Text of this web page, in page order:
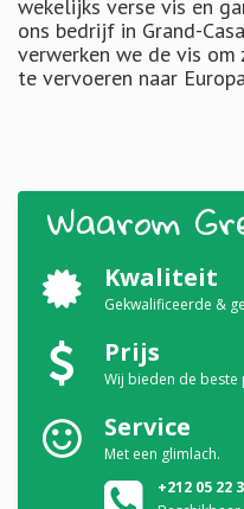
wekelijks verse vis en
ons bedrijf in Grand-
verwerken we de vis
te vervoeren naar
Waarom
Kwaliteit
Gekwalificeerde &
Prijs
Wij bieden de
Service
Met een glimlach.
+212 05 22